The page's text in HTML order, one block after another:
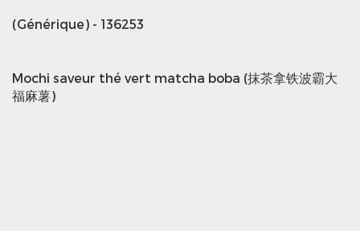
(Générique) - 136253
Mochi saveur thé vert matcha boba (抹茶拿铁波霸大
福麻薯)